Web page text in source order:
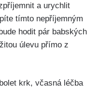
a urychlit
tímto nepříjemným
hodit pár babských‍
úlevu přímo z
krk, ‍včasná léčba